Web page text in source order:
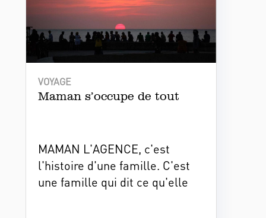
VOYAGE
Maman s’occupe de tout
MAMAN L'AGENCE, c'est
l'histoire d'une famille. C'est
une famille qui dit ce qu'elle